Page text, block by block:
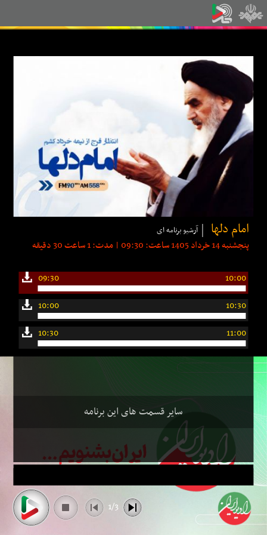
امام دلها آرشیو برنامه ای
پنجشنبه 14 خرداد 1405 ساعت: 09:30 | مدت: 1 ساعت 30 دقیقه
09:30
10:00
10:00
10:30
10:30
11:00
سایر قسمت های این برنامه
1/3